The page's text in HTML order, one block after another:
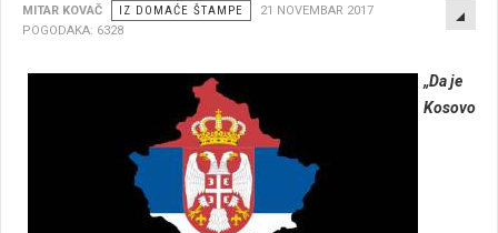
MITAR KOVAČ IZ DOMAĆE ŠTAMPE
21 NOVEMBAR 2017
POGODAKA: 6328
„Da je
Kosovo